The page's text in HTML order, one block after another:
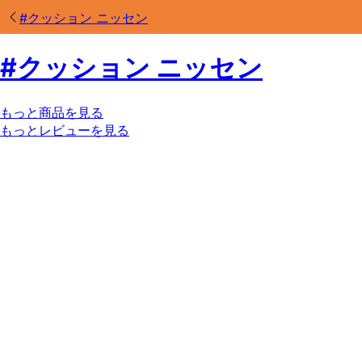
#クッション ニッセン
#クッション ニッセン
もっと商品を見る
もっとレビューを見る